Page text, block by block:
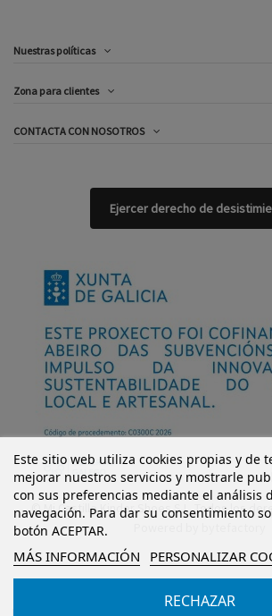
Nuestras políticas
Zona para clientes
CONTACTA CON NOSOTROS
Este sitio web utiliza cookies propias y de
mejorar nuestros servicios y mostrarle
con sus preferencias mediante el análisis
navegación. Para dar su consentimiento
botón ACEPTAR.
MÁS INFORMACIÓN PERSONALIZAR
RECHAZAR
Ejercer derecho de
© Mi Castillo Kinder Shoes S.L. Todos los